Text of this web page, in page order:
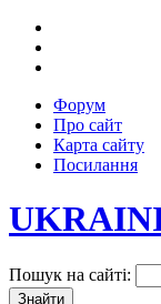
Форум
Про сайт
Карта сайту
Посилання
Пошук на сайті: